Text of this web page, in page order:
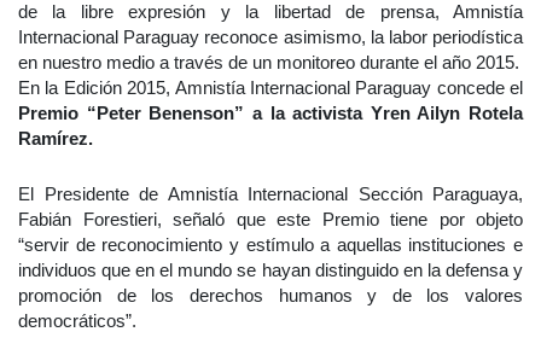
de la libre expresión y la libertad de prensa, Amnistía
Internacional Paraguay reconoce asimismo, la labor periodística
en nuestro medio a través de un monitoreo durante el año 2015.
En la Edición 2015, Amnistía Internacional Paraguay concede el
Premio “Peter Benenson” a la activista Yren Ailyn Rotela
Ramírez.
El Presidente de Amnistía Internacional Sección Paraguaya,
Fabián Forestieri, señaló que este Premio tiene por objeto
“servir de reconocimiento y estímulo a aquellas instituciones e
individuos que en el mundo se hayan distinguido en la defensa y
promoción de los derechos humanos y de los valores
democráticos”.